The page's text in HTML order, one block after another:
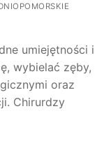
umiejętności i
wybielać zęby,
oraz
Chirurdzy